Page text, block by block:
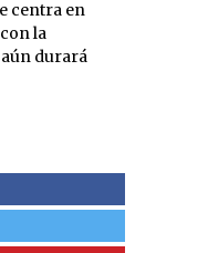
centra en
la
durará